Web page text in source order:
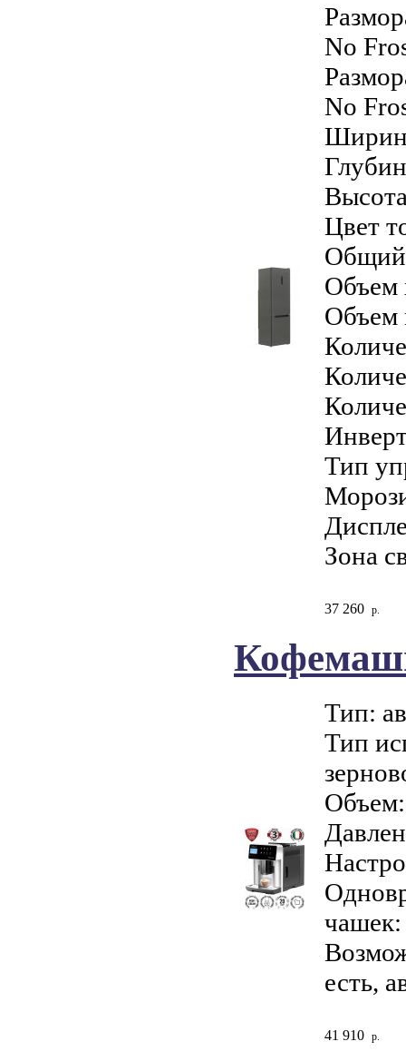
No
No
Цвет
Общий
Объем
Объем
Тип
Зона
37 260 р.
Тип:
Тип
чашек:
есть,
41 910 р.